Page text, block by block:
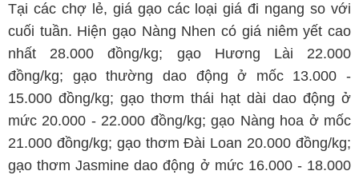
Tại các chợ lẻ, giá gạo các loại giá đi ngang so với
cuối tuần. Hiện gạo Nàng Nhen có giá niêm yết cao
nhất 28.000 đồng/kg; gạo Hương Lài 22.000
đồng/kg; gạo thường dao động ở mốc 13.000 -
15.000 đồng/kg; gạo thơm thái hạt dài dao động ở
mức 20.000 - 22.000 đồng/kg; gạo Nàng hoa ở mốc
21.000 đồng/kg; gạo thơm Đài Loan 20.000 đồng/kg;
gạo thơm Jasmine dao động ở mức 16.000 - 18.000